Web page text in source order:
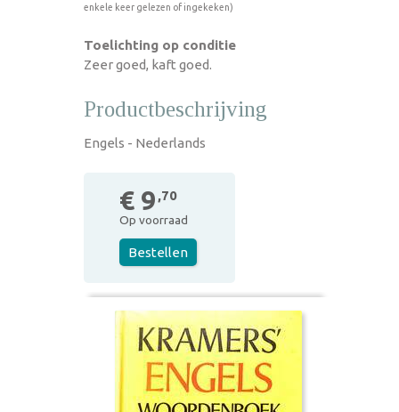
enkele keer gelezen of ingekeken)
Toelichting op conditie
Zeer goed, kaft goed.
Productbeschrijving
Engels - Nederlands
€ 9 ,70
Op voorraad
Bestellen